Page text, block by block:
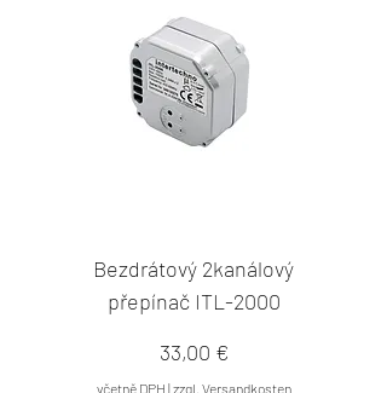
Bezdrátový 2kanálový
přepínač ITL-2000
Cena
33,00 €
včetně DPH |zzgl. Versandkosten